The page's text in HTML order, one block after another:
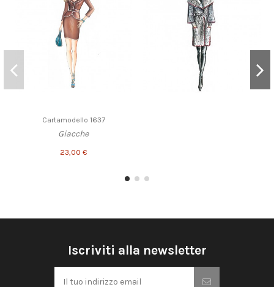
Cartamodello 1637
Giacche
23,00 €
Iscriviti alla newsletter